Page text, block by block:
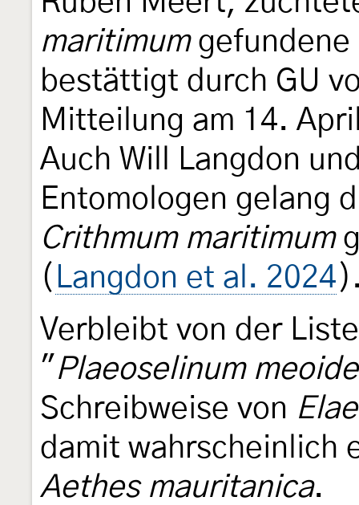
maritimumgefundene
bestättigt durch GU
Mitteilung am 14.
Auch Will Langdon
Entomologen gelang
Crithmum maritimum
( Langdon et al. 2024
Verbleibt von der
" Plaeoselinum
Schreibweise von
damit wahrscheinlich
Aethes mauritanica.